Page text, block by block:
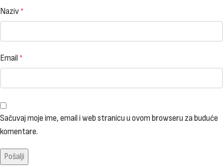
Naziv *
Email *
Sačuvaj moje ime, email i web stranicu u ovom browseru za buduće
komentare.